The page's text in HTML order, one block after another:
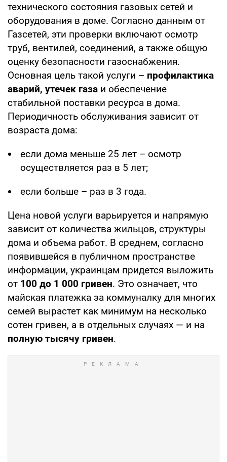
технического состояния газовых сетей и
оборудования в доме. Согласно данным от
Газсетей, эти проверки включают осмотр
труб, вентилей, соединений, а также общую
оценку безопасности газоснабжения.
Основная цель такой услуги – профилактика
аварий, утечек газа и обеспечение
стабильной поставки ресурса в дома.
Периодичность обслуживания зависит от
возраста дома:
если дома меньше 25 лет – осмотр
осуществляется раз в 5 лет;
если больше – раз в 3 года.
Цена новой услуги варьируется и напрямую
зависит от количества жильцов, структуры
дома и объема работ. В среднем, согласно
появившейся в публичном пространстве
информации, украинцам придется выложить
от 100 до 1 000 гривен. Это означает, что
майская платежка за коммуналку для многих
семей вырастет как минимум на несколько
сотен гривен, а в отдельных случаях — и на
полную тысячу гривен.